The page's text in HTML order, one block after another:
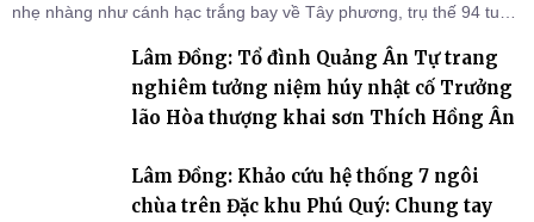
nhẹ nhàng như cánh hạc trắng bay về Tây phương, trụ thế 94 tuổi
Lâm Đồng: Tổ đình Quảng Ân Tự trang
nghiêm tưởng niệm húy nhật cố Trưởng
lão Hòa thượng khai sơn Thích Hồng Ân
Lâm Đồng: Khảo cứu hệ thống 7 ngôi
chùa trên Đặc khu Phú Quý: Chung tay